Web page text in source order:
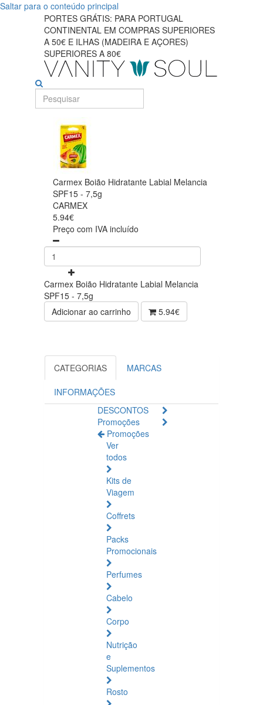
Saltar para o conteúdo principal
PORTES GRÁTIS: PARA PORTUGAL
CONTINENTAL EM COMPRAS SUPERIORES
A 50€ E ILHAS (MADEIRA E AÇORES)
SUPERIORES A 80€
Carmex Boião Hidratante Labial Melancia
SPF15 - 7,5g
CARMEX
5.94€
Preço com IVA incluído
Carmex Boião Hidratante Labial Melancia
SPF15 - 7,5g
Adicionar ao carrinho
5.94€
CATEGORIAS MARCAS
INFORMAÇÕES
DESCONTOS
Promoções
Promoções
Ver
todos
Kits de
Viagem
Coffrets
Packs
Promocionais
Perfumes
Cabelo
Corpo
Nutrição
e
Suplementos
Rosto